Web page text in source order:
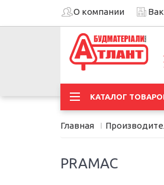
О компании
КАТАЛОГ
Главная
PRAMAC